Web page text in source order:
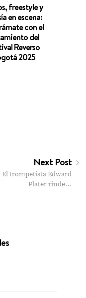
freestyle y
en escena:
con el
del
Reverso
2025
Next Post
El trompetista Edward
Plater rinde…